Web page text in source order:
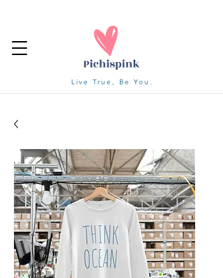
Live True, Be You.